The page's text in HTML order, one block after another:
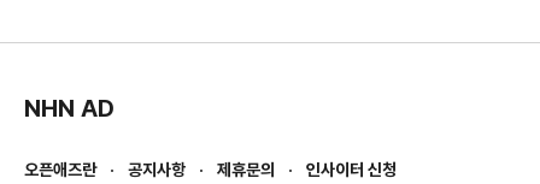
NHN AD
오픈애즈란 공지사항 제휴문의
인사이터 신청